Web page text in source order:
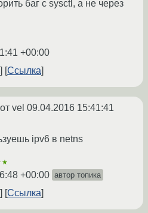
баг с sysctl, а не через
+00:00
Ссылка
от vel 09.04.2016 15:41:41
ipv6 в netns
+00:00 автор топика
Ссылка